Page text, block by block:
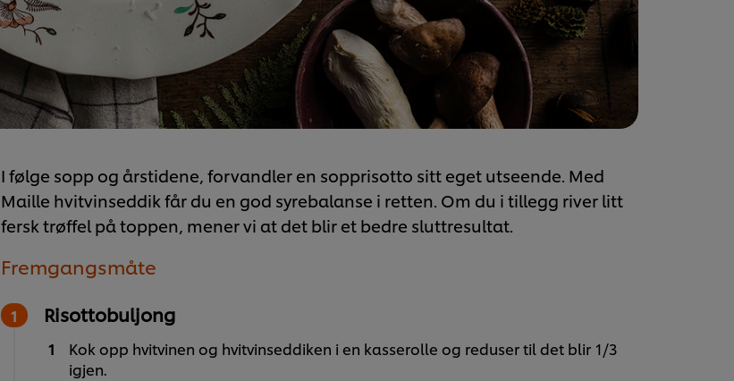
I følge sopp og årstidene, forvandler en sopprisotto sitt eget utseende. Med
Maille hvitvinseddik får du en god syrebalanse i retten. Om du i tillegg river litt
fersk trøffel på toppen, mener vi at det blir et bedre sluttresultat.
Fremgangsmåte
Risottobuljong
Kok opp hvitvinen og hvitvinseddiken i en kasserolle og reduser til det blir 1/3
igjen.